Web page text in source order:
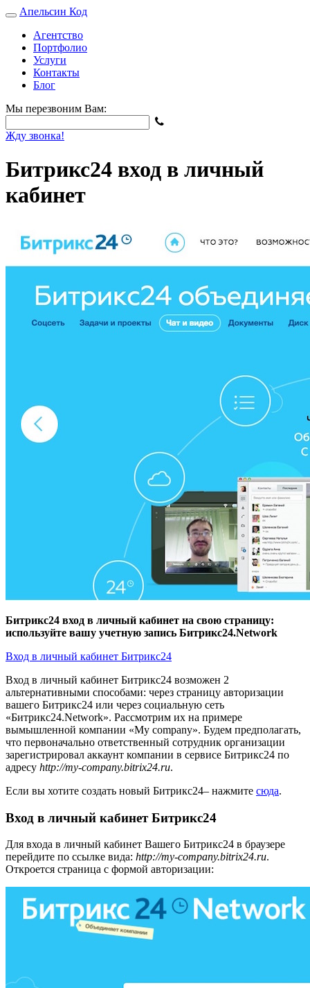
Апельсин Код
Агентство
Портфолио
Услуги
Контакты
Блог
Мы перезвоним Вам:
Жду звонка!
Битрикс24 вход в личный
кабинет
Битрикс24 вход в личный кабинет на свою страницу:
используйте вашу учетную запись Битрикс24.Network
Вход в личный кабинет Битрикс24
Вход в личный кабинет Битрикс24 возможен 2
альтернативными способами: через страницу авторизации
вашего Битрикс24 или через социальную сеть
«Битрикс24.Network». Рассмотрим их на примере
вымышленной компании «My company». Будем предполагать,
что первоначально ответственный сотрудник организации
зарегистрировал аккаунт компании в сервисе Битрикс24 по
адресу http://my-company.bitrix24.ru.
Если вы хотите создать новый Битрикс24– нажмите сюда.
Вход в личный кабинет Битрикс24
Для входа в личный кабинет Вашего Битрикс24 в браузере
перейдите по ссылке вида: http://my-company.bitrix24.ru.
Откроется страница с формой авторизации: